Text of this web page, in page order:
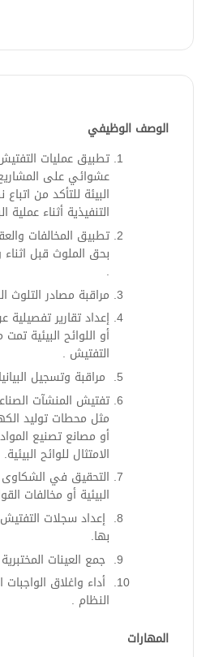
الوصف الوظيفي
تطبيق عمليات
عشوائي على
البيئة للتأكد من
التنفيذية أثناء عملية
تطبيق المخالفات
بحق الملوث قبل
.
مراقبة مصادر التلوث
إعداد تقارير تفصيلية
أو اللوائح البيئية
التفتيش .
مراقبة وتسجيل
تفتيش المنشآت
مثل محطات توليد
أو مصانع تصنيع المواد
الامتثال للوائح البيئية.
التحقيق في الشكاوى
البيئية أو مخالفات
إعداد سجلات
بها.
جمع العينات
أداء واغلاق
النظام .
المهارات